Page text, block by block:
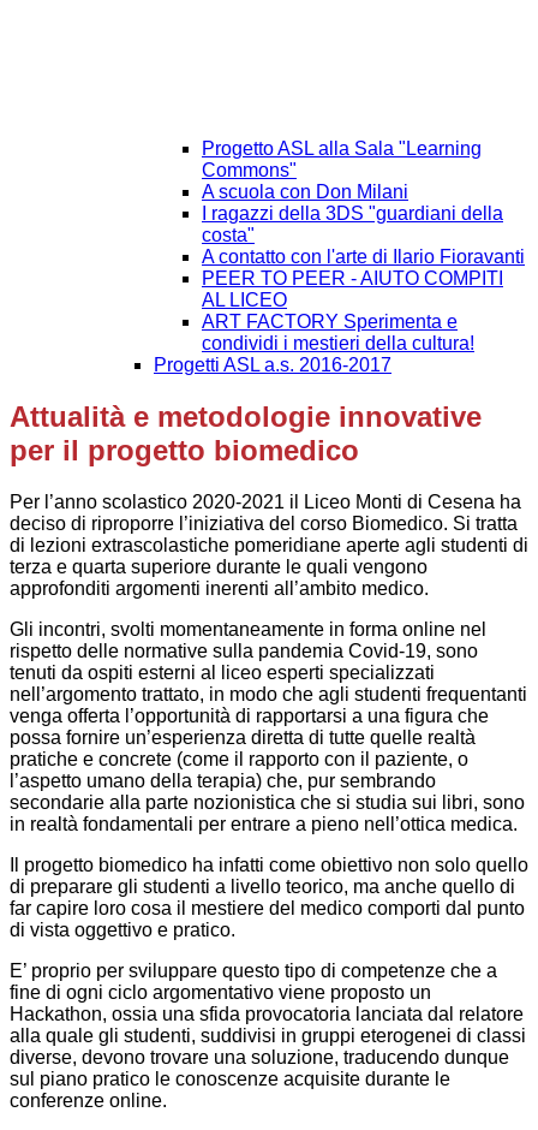
Progetto ASL alla Sala "Learning
Commons"
A scuola con Don Milani
I ragazzi della 3DS "guardiani della
costa"
A contatto con l'arte di Ilario Fioravanti
PEER TO PEER - AIUTO COMPITI
AL LICEO
ART FACTORY Sperimenta e
condividi i mestieri della cultura!
Progetti ASL a.s. 2016-2017
Attualità e metodologie innovative
per il progetto biomedico
Per l’anno scolastico 2020-2021 il Liceo Monti di Cesena ha
deciso di riproporre l’iniziativa del corso Biomedico. Si tratta
di lezioni extrascolastiche pomeridiane aperte agli studenti di
terza e quarta superiore durante le quali vengono
approfonditi argomenti inerenti all’ambito medico.
Gli incontri, svolti momentaneamente in forma online nel
rispetto delle normative sulla pandemia Covid-19, sono
tenuti da ospiti esterni al liceo esperti specializzati
nell’argomento trattato, in modo che agli studenti frequentanti
venga offerta l’opportunità di rapportarsi a una figura che
possa fornire un’esperienza diretta di tutte quelle realtà
pratiche e concrete (come il rapporto con il paziente, o
l’aspetto umano della terapia) che, pur sembrando
secondarie alla parte nozionistica che si studia sui libri, sono
in realtà fondamentali per entrare a pieno nell’ottica medica.
Il progetto biomedico ha infatti come obiettivo non solo quello
di preparare gli studenti a livello teorico, ma anche quello di
far capire loro cosa il mestiere del medico comporti dal punto
di vista oggettivo e pratico.
E’ proprio per sviluppare questo tipo di competenze che a
fine di ogni ciclo argomentativo viene proposto un
Hackathon, ossia una sfida provocatoria lanciata dal relatore
alla quale gli studenti, suddivisi in gruppi eterogenei di classi
diverse, devono trovare una soluzione, traducendo dunque
sul piano pratico le conoscenze acquisite durante le
conferenze online.